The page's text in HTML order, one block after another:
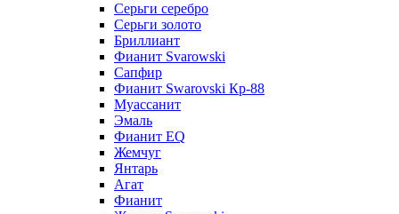
Серьги серебро
Серьги золото
Бриллиант
Фианит Svarowski
Сапфир
Фианит Swarovski Кр-88
Муассанит
Эмаль
Фианит EQ
Жемчуг
Янтарь
Агат
Фианит